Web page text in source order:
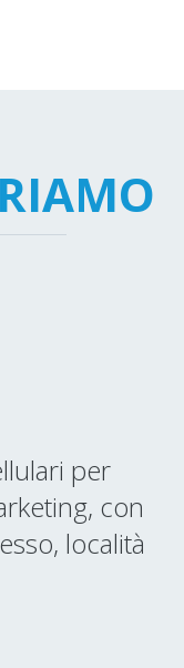
per
con
località